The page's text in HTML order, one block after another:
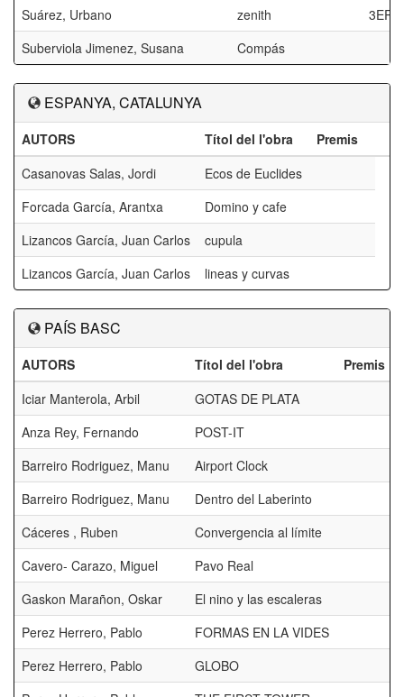
Suárez, Urbano
zenith
3ER
Suberviola Jimenez, Susana
Compás
ESPANYA, CATALUNYA
AUTORS Títol del l'obra
Premis
Casanovas Salas, Jordi
Ecos de Euclides
Forcada García, Arantxa
Domino y cafe
Lizancos García, Juan Carlos
cupula
Lizancos García, Juan Carlos
lineas y curvas
PAÍS BASC
AUTORS Títol del l'obra
Premis
Iciar Manterola, Arbil
GOTAS DE PLATA
Anza Rey, Fernando
POST-IT
Barreiro Rodriguez, Manu
Airport Clock
Barreiro Rodriguez, Manu
Dentro del Laberinto
Cáceres , Ruben
Convergencia al límite
Cavero- Carazo, Miguel
Pavo Real
Gaskon Marañon, Oskar
El nino y las escaleras
Perez Herrero, Pablo
FORMAS EN LA VIDES
Perez Herrero, Pablo
GLOBO